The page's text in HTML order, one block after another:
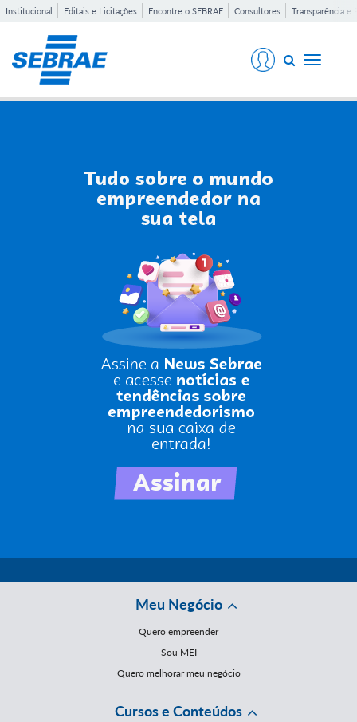
Institucional Editais e Licitações Encontre o SEBRAE Consultores Transparência e
Toggle
Meu Negócio
Quero empreender
Sou MEI
Quero melhorar meu negócio
Cursos e Conteúdos